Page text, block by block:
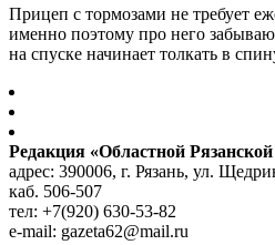
Прицеп с тормозами не требует
именно поэтому про него
на спуске начинает толкать в
Редакция «Областной Рязанской
адрес: 390006, г. Рязань, ул.
каб. 506-507
тел: +7(920) 630-53-82
e-mail: gazeta62@mail.ru